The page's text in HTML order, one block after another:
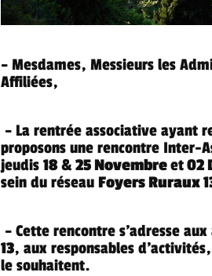
– Mesdames, Messieurs les
Affiliées,
– La rentrée associative ayant
proposons une rencontre Inter-
jeudis18 &25 Novembreet02
sein du réseauFoyers Ruraux
– Cette rencontre s’adresse
13, aux responsables
le souhaitent.